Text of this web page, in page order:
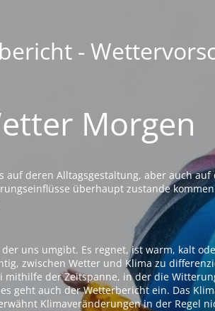
-
Morgen
deren Alltagsgestaltung, aber auch
überhaupt zustande
uns umgibt. Es regnet, ist warm, kalt
zwischen Wetter und Klima zu
der Zeitspanne, in der die
geht auch der Wetterbericht ein. Das
Klimaveränderungen in der Regel